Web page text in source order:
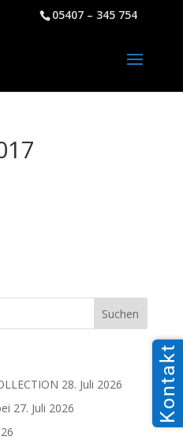
05407 – 345 754
28. Juli 2026
27. Juli 2026
Kontakt